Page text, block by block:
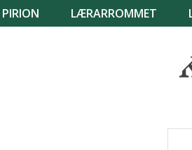
PIRION LÆRARROMMET